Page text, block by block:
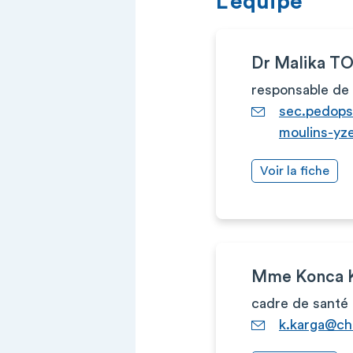
Dr Malika
responsable
moulins-
Voir la fiche
Mme Konca
cadre de santé